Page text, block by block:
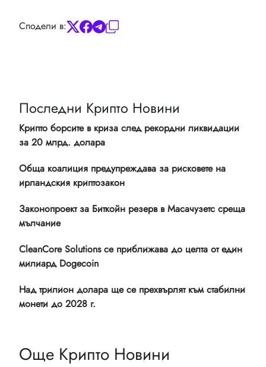
Сподели в:
Последни Крипто Новини
Крипто борсите в криза след рекордни ликвидации
за 20 млрд. долара
Обща коалиция предупреждава за рисковете на
ирландския криптозакон
Законопроект за Биткойн резерв в Масачузетс среща
мълчание
CleanCore Solutions се приближава до целта от един
милиард Dogecoin
Над трилион долара ще се прехвърлят към стабилни
монети до 2028 г.
Още Крипто Новини